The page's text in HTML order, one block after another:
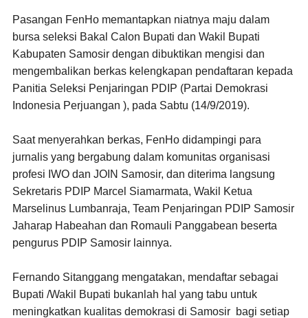
Pasangan FenHo memantapkan niatnya maju dalam
bursa seleksi Bakal Calon Bupati dan Wakil Bupati
Kabupaten Samosir dengan dibuktikan mengisi dan
mengembalikan berkas kelengkapan pendaftaran kepada
Panitia Seleksi Penjaringan PDIP (Partai Demokrasi
Indonesia Perjuangan ), pada Sabtu (14/9/2019).
Saat menyerahkan berkas, FenHo didampingi para
jurnalis yang bergabung dalam komunitas organisasi
profesi IWO dan JOIN Samosir, dan diterima langsung
Sekretaris PDIP Marcel Siamarmata, Wakil Ketua
Marselinus Lumbanraja, Team Penjaringan PDIP Samosir
Jaharap Habeahan dan Romauli Panggabean beserta
pengurus PDIP Samosir lainnya.
Fernando Sitanggang mengatakan, mendaftar sebagai
Bupati /Wakil Bupati bukanlah hal yang tabu untuk
meningkatkan kualitas demokrasi di Samosir bagi setiap